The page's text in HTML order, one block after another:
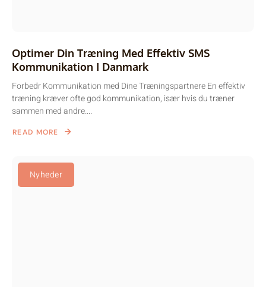
Optimer Din Træning Med Effektiv SMS
Kommunikation I Danmark
Forbedr Kommunikation med Dine Træningspartnere En effektiv
træning kræver ofte god kommunikation, især hvis du træner
sammen med andre....
READ MORE
Nyheder